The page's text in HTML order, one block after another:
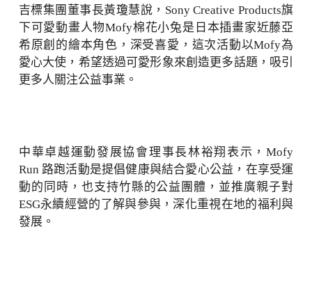
吉標集團董事長黃瓊慧說，Sony Creative Products旗
下可愛動畫人物Mofy棉花小兔是日本插畫家近藤亞
希原創的繪本角色，深受喜愛，這次活動以Mofy為
愛心大使，希望透過可愛形象來創造更多話題，吸引
更多人關注公益事業。
中華卓越運動發展協會理事長林裕翔表示，Mofy
Run 路跑活動是提倡健康與結合愛心公益，在享受運
動的同時，也支持竹縣的公益團體，並推廣親子對
ESG永續經營的了解與參與，深化重視在地的福利與
發展。